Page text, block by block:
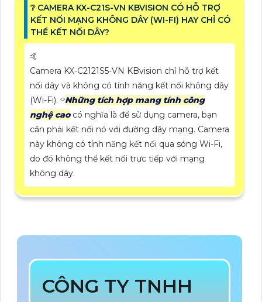
❔ CAMERA KX-C21S-VN KBVISION CÓ HỖ TRỢ
KẾT NỐI MẠNG KHÔNG DÂY (WI-FI) HAY CHỈ CÓ
THỂ KẾT NỐI DÂY?
🤙
Camera KX-C2121S5-VN KBvision chỉ hỗ trợ kết
nối dây và không có tính năng kết nối không dây
(Wi-Fi). ⌔Những tích hợp mang tính công
nghệ caocó nghĩa là để sử dụng camera, bạn
cần phải kết nối nó với đường dây mạng. Camera
này không có tính năng kết nối qua sóng Wi-Fi,
do đó không thể kết nối trực tiếp với mạng
không dây.
CÔNG TY TNHH